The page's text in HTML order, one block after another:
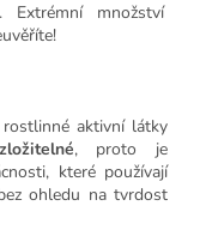
Extrémní množství
rostlinné aktivní látky
, proto je
které používají
ohledu na tvrdost